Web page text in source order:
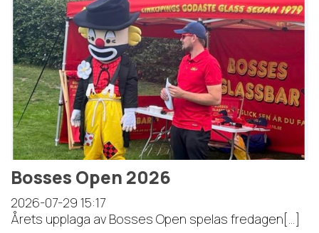
Bosses Open 2026
2026-07-29 15:17
Årets upplaga av Bosses Open spelas fredagen[...]